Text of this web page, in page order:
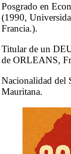
Posgrado en
(1990,
Francia.).
Titular de un
de ORLEANS,
Nacionalidad
Mauritana.